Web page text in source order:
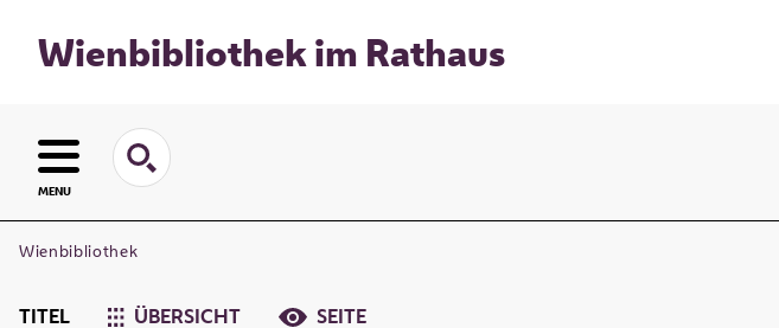
Wienbibliothek im Rathaus
MENU
Wienbibliothek
TITEL ÜBERSICHT SEITE